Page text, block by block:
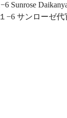
Sunrose
−6 サンローゼ